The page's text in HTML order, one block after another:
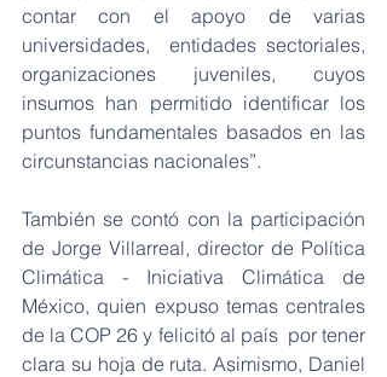
contar con el apoyo de varias
universidades,  entidades sectoriales,
organizaciones juveniles, cuyos
insumos han permitido identificar los
puntos fundamentales basados en las
circunstancias nacionales”.
También se contó con la participación
de Jorge Villarreal, director de Política
Climática - Iniciativa Climática de
México, quien expuso temas centrales
de la COP 26 y felicitó al país  por tener
clara su hoja de ruta. Asimismo, Daniel